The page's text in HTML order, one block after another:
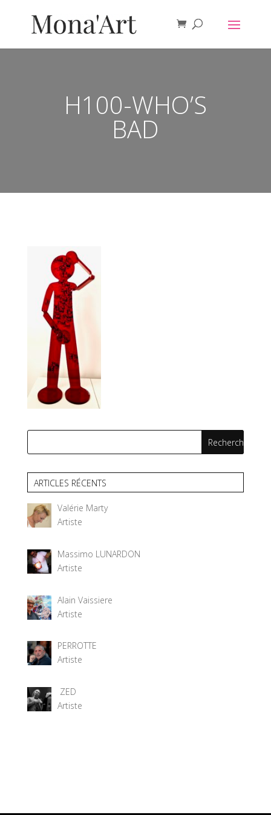
H100-WHO’S
BAD
ARTICLES RÉCENTS
Valérie Marty
Artiste
Massimo LUNARDON
Artiste
Alain Vaissiere
Artiste
PERROTTE
Artiste
ZED
Artiste